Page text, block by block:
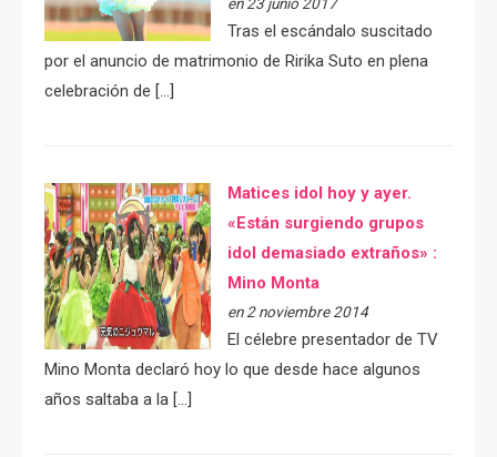
Tras el escándalo suscitado
por el anuncio de matrimonio de Ririka Suto en plena
celebración de […]
Matices idol hoy y ayer.
«Están surgiendo grupos
idol demasiado extraños» :
Mino Monta
en 2 noviembre 2014
El célebre presentador de TV
Mino Monta declaró hoy lo que desde hace algunos
años saltaba a la […]